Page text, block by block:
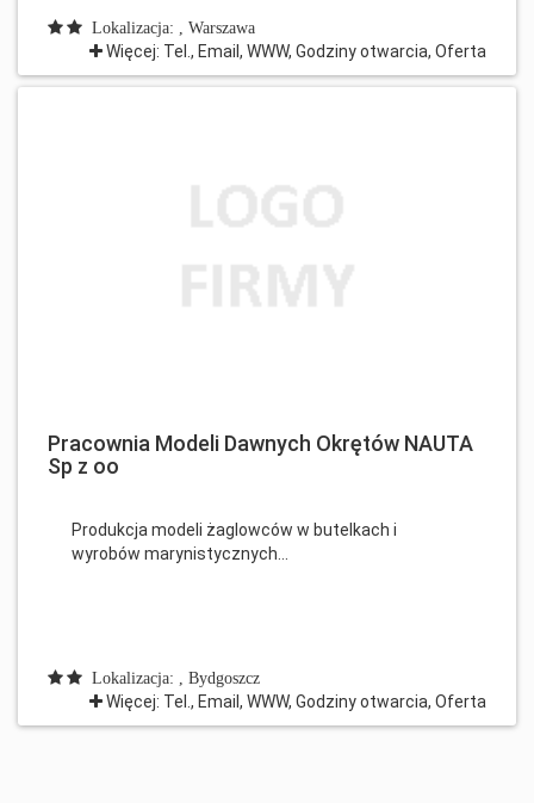
Lokalizacja: , Warszawa
Więcej: Tel., Email, WWW, Godziny otwarcia, Oferta
Pracownia Modeli Dawnych Okrętów NAUTA
Sp z oo
Produkcja modeli żaglowców w butelkach i
wyrobów marynistycznych...
Lokalizacja: , Bydgoszcz
Więcej: Tel., Email, WWW, Godziny otwarcia, Oferta